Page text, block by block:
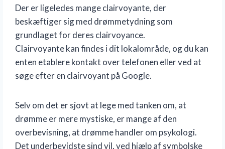
Der er ligeledes mange clairvoyante, der
beskæftiger sig med drømmetydning som
grundlaget for deres clairvoyance.
Clairvoyante kan findes i dit lokalområde, og du kan
enten etablere kontakt over telefonen eller ved at
søge efter en clairvoyant på Google.
Selv om det er sjovt at lege med tanken om, at
drømme er mere mystiske, er mange af den
overbevisning, at drømme handler om psykologi.
Det underbevidste sind vil, ved hjælp af symbolske